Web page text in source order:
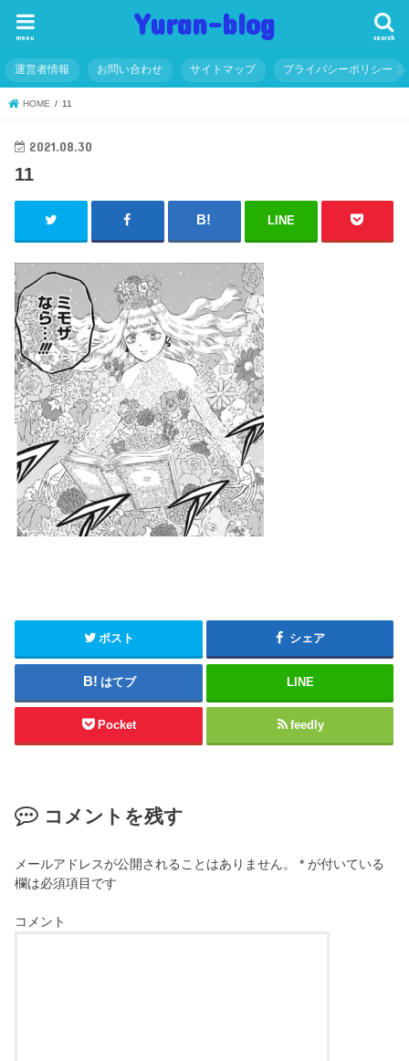
Yuran-blog search
menu
運営者情報 お問い合わせ サイトマップ プライバシーポリシー
HOME 11
2021.08.30
11
LINE
ポスト シェア
はてブ LINE
Pocket feedly
コメントを残す
メールアドレスが公開されることはありません。 * が付いている
欄は必須項目です
コメント